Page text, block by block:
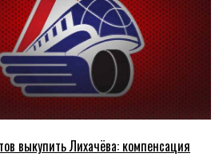
выкупить Лихачёва: компенсация